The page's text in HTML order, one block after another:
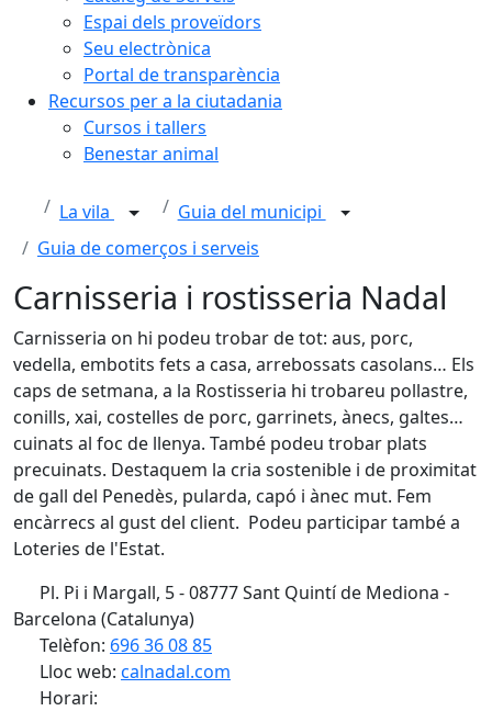
Espai dels proveïdors
Seu electrònica
Portal de transparència
Recursos per a la ciutadania
Cursos i tallers
Benestar animal
La vila
Guia del municipi
Guia de comerços i serveis
Carnisseria i rostisseria Nadal
Carnisseria on hi podeu trobar de tot: aus, porc,
vedella, embotits fets a casa, arrebossats casolans… Els
caps de setmana, a la Rostisseria hi trobareu pollastre,
conills, xai, costelles de porc, garrinets, ànecs, galtes…
cuinats al foc de llenya. També podeu trobar plats
precuinats. Destaquem la cria sostenible i de proximitat
de gall del Penedès, pularda, capó i ànec mut. Fem
encàrrecs al gust del client. Podeu participar també a
Loteries de l'Estat.
Pl. Pi i Margall, 5 - 08777 Sant Quintí de Mediona -
Barcelona (Catalunya)
Telèfon: 696 36 08 85
Lloc web: calnadal.com
Horari: